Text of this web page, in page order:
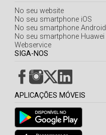
No seu website
No seu smartphone iOS
No seu smartphone Android
No seu smartphone Huawei
Webservice
SIGA-NOS
APLICAÇÕES MÓVEIS